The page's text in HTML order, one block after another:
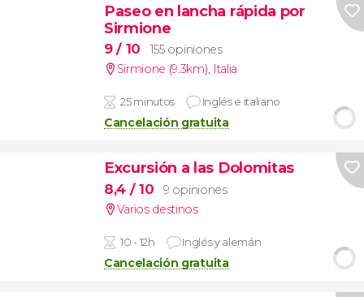
Paseo en lancha rápida por
Sirmione
9/ 10
155 opiniones
Sirmione (9.3km), Italia
25 minutos Inglés e italiano
Cancelación gratuita
Excursión a las Dolomitas
8,4 / 10
9 opiniones
Varios destinos
10 - 12h Inglés y alemán
Cancelación gratuita